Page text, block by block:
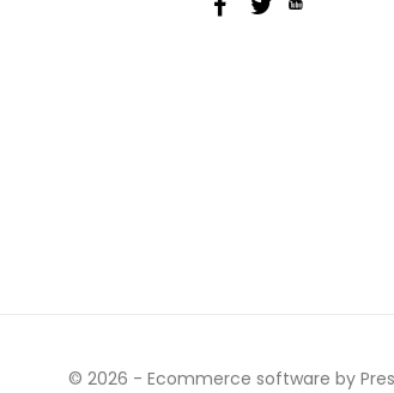
© 2026 - Ecommerce software by